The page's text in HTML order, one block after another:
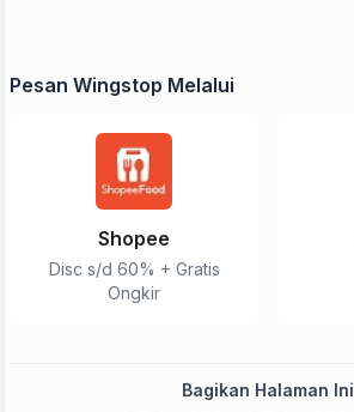
Pesan Wingstop Melalui
Shopee
Disc s/d 60% + Gratis
Ongkir
Bagikan Halaman Ini